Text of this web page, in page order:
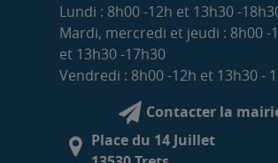
Lundi : 8h00 -12h et 13h30 -
Mardi, mercredi et jeudi : 8h00 -
et 13h30 -17h30
Vendredi : 8h00 -12h et 13h30 -
Contacter la
Place du 14 Juillet